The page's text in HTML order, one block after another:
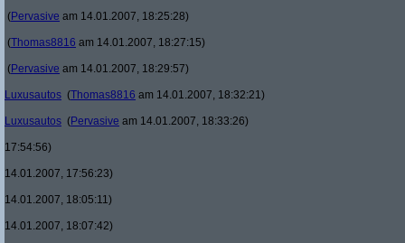
(Pervasive am 14.01.2007, 18:25:28)
(Thomas8816 am 14.01.2007, 18:27:15)
(Pervasive am 14.01.2007, 18:29:57)
Luxusautos (Thomas8816 am 14.01.2007, 18:32:21)
Luxusautos (Pervasive am 14.01.2007, 18:33:26)
17:54:56)
14.01.2007, 17:56:23)
14.01.2007, 18:05:11)
14.01.2007, 18:07:42)